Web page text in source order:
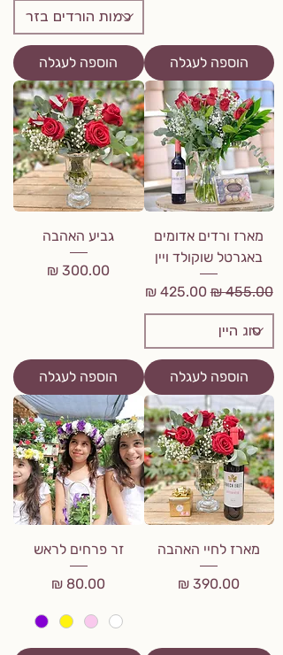
הוספה לעגלה הוספה לעגלה
מארז ורדים אדומים
באגרטל שוקולד ויין
מחיר רגיל‏455.00 ‏₪ מחיר מבצע‏425.00 ‏₪
הוספה לעגלה
גביע האהבה
מחיר
הוספה לעגלה
מארז לחיי האהבה
מחיר
זר פרחים לראש
מחיר